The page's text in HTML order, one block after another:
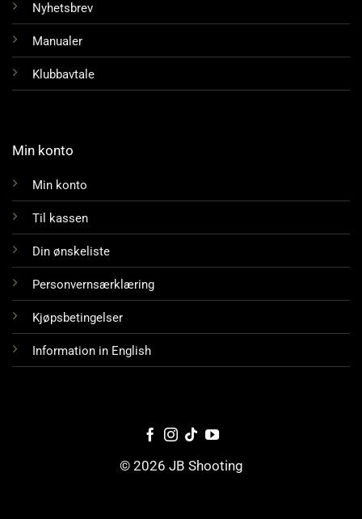
Nyhetsbrev
Manualer
Klubbavtale
Min konto
Min konto
Til kassen
Din ønskeliste
Personvernsærklæring
Kjøpsbetingelser
Information in English
© 2026 JB Shooting